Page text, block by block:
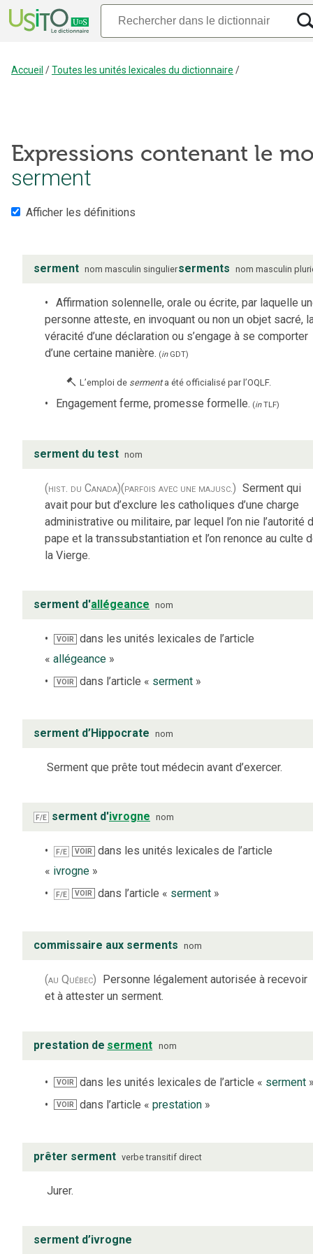
Accueil /Toutes les unités lexicales du dictionnaire /
Expressions contenant le
serment
Afficher les définitions
serment nom masculin singulierserments nom masculin
Affirmation solennelle, orale ou écrite, par laquelle
personne atteste, en invoquant ou non un objet sacré,
véracité d’une déclaration ou s’engage à se comporter
d’une certaine manière. (inGDT)
L’emploi de serment a été officialisé par l’OQLF.
Engagement ferme, promesse formelle. (inTLF)
serment du test nom
(hist. du Canada)(parfois avec une majusc.) Serment qui
avait pour but d’exclure les catholiques d’une charge
administrative ou militaire, par lequel l’on nie l’autorité
pape et la transsubstantiation et l’on renonce au culte
la Vierge.
serment d'allégeance nom
VOIR
dans les unités lexicales de l’article
« allégeance »
VOIR dans l’article « serment »
serment d’Hippocrate nom
Serment que prête tout médecin avant d’exercer.
F/E serment d'ivrogne nom
F/E VOIR
dans les unités lexicales de l’article
« ivrogne »
F/E VOIR dans l’article « serment »
commissaire aux serments nom
(au Québec) Personne légalement autorisée à recevoir
et à attester un serment.
prestation de serment nom
VOIR dans les unités lexicales de l’article « serment
VOIR dans l’article «prestation »
prêter serment verbe transitif direct
Jurer.
serment d’ivrogne